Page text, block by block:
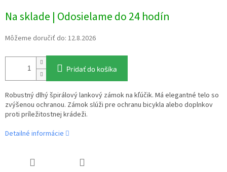
cena:
Na sklade | Odosielame do 24 hodín
Môžeme doručiť do: 12.8.2026
Pridať do košíka
Robustný dlhý špirálový lankový zámok na kľúčik. Má elegantné telo so
zvýšenou ochranou. Zámok slúži pre ochranu bicykla alebo doplnkov
proti príležitostnej krádeži.
Detailné informácie